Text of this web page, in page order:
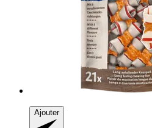
Ajouter